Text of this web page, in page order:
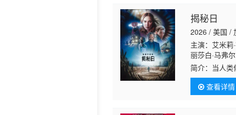
揭秘日
2026 / 美国 /
主演：艾米莉
丽莎白·马弗
李·盖耶 吉姆
亚·罗宾斯 克
简介： 当人
知。而这背后
查看详情